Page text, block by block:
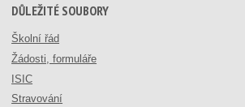
DŮLEŽITÉ SOUBORY
Školní řád
Žádosti, formuláře
ISIC
Stravování